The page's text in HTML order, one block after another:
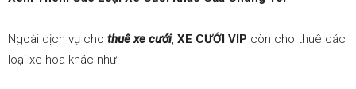
Ngoài dịch vụ cho thuê xe cưới, XE CƯỚI VIP còn cho thuê các
loại xe hoa khác như: